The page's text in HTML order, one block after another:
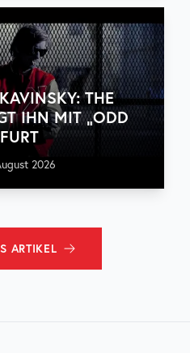
THE
IHN MIT „ODD
2026
ARTIKEL